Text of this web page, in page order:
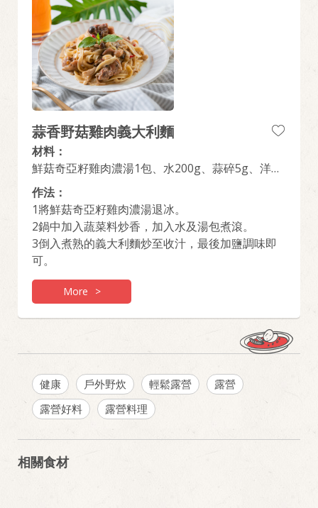
蒜香野菇雞肉義大利麵
材料：
鮮菇奇亞籽雞肉濃湯1包、水200g、蒜碎5g、洋蔥
碎25g、綜合菇50g、鹽1.5g、義大利麵170g
作法：
1將鮮菇奇亞籽雞肉濃湯退冰。
2鍋中加入蔬菜料炒香，加入水及湯包煮滾。
3倒入煮熟的義大利麵炒至收汁，最後加鹽調味即
可。
More >
健康 戶外野炊 輕鬆露營
露營
露營好料
露營料理
相關食材